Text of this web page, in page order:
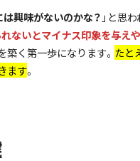
は興味がないのかな？ 」と思
ないとマイナス印象を与え
築く第一歩になります。 たと
ます。